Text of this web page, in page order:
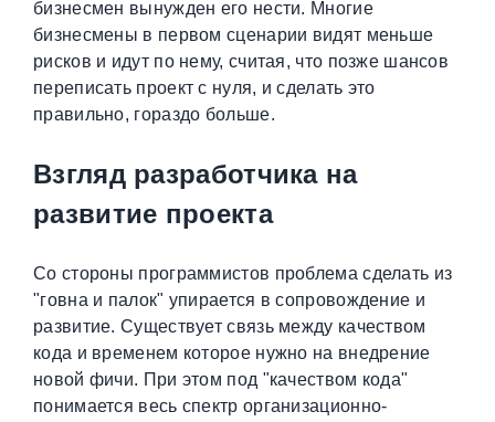
бизнесмен вынужден его нести. Многие
бизнесмены в первом сценарии видят меньше
рисков и идут по нему, считая, что позже шансов
переписать проект с нуля, и сделать это
правильно, гораздо больше.
Взгляд разработчика на
развитие проекта
Со стороны программистов проблема сделать из
"говна и палок" упирается в сопровождение и
развитие. Существует связь между качеством
кода и временем которое нужно на внедрение
новой фичи. При этом под "качеством кода"
понимается весь спектр организационно-